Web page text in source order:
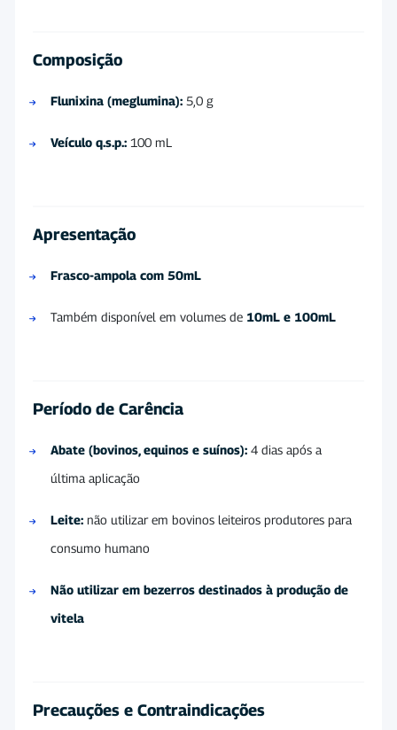
Composição
Flunixina (meglumina): 5,0 g
Veículo q.s.p.: 100 mL
Apresentação
Frasco-ampola com 50mL
Também disponível em volumes de 10mL e 100mL
Período de Carência
Abate (bovinos, equinos e suínos): 4 dias após a
última aplicação
Leite: não utilizar em bovinos leiteiros produtores para
consumo humano
Não utilizar em bezerros destinados à produção de
vitela
Precauções e Contraindicações